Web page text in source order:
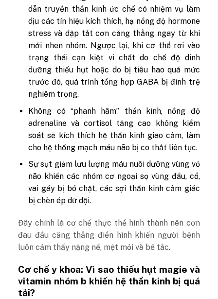
dẫn truyền thần kinh ức chế có nhiệm vụ làm
dịu các tín hiệu kích thích, hạ nồng độ hormone
stress và dập tắt cơn căng thẳng ngay từ khi
mới nhen nhóm. Ngược lại, khi cơ thể rơi vào
trạng thái cạn kiệt vi chất do chế độ dinh
dưỡng thiếu hụt hoặc do bị tiêu hao quá mức
trước đó, quá trình tổng hợp GABA bị đình trệ
nghiêm trọng.
Không có “phanh hãm” thần kinh, nồng độ
adrenaline và cortisol tăng cao không kiểm
soát sẽ kích thích hệ thần kinh giao cảm, làm
cho hệ thống mạch máu não bị co thắt liên tục.
Sự sụt giảm lưu lượng máu nuôi dưỡng vùng vỏ
não khiến các nhóm cơ ngoại sọ vùng đầu, cổ,
vai gáy bị bó chặt, các sợi thần kinh cảm giác
bị chèn ép dữ dội.
Đây chính là cơ chế thực thể hình thành nên cơn
đau đầu căng thẳng điển hình khiến người bệnh
luôn cảm thấy nặng nề, mệt mỏi và bế tắc.
Cơ chế y khoa: Vì sao thiếu hụt magie và
vitamin nhóm b khiến hệ thần kinh bị quá
tải?